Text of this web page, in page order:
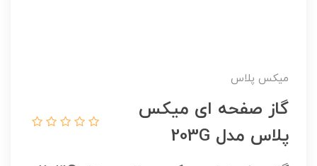
میکس پلاس
گاز صفحه ای میکس
پلاس مدل 203G